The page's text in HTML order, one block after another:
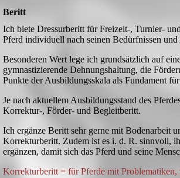
Beritt
Ich biete Dressurberitt für Freizeit-, Turnier-
Pferd individuell nach seinen Bedürfnissen
Besonderen Wert lege ich grundsätzlich auf
gymnastizierende Dehnungshaltung, die
Punkte der Ausbildungsskala als Fundament
Je nach aktuellem Ausbildungsstand des
Korrektur-, Förder- und Begleitberitt.
Ich ergänze Beritt sehr gerne mit Bodenarbeit
Korrekturberitt. Zudem ist es i. d. R. sinnvoll,
ergänzen, damit sich das Pferd und seine
Korrekturberitt = für Pferde mit Problematiken,